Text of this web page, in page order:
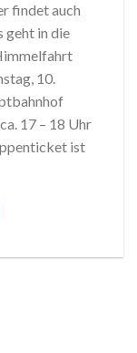
findet auch
geht in die
10.
17 – 18 Uhr
ist